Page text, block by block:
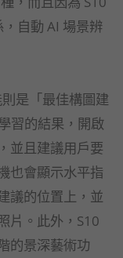
自動 AI 場景辨
是「最佳構圖建
習的結果，開啟
並且建議用戶要
也會顯示水平指
議的位置上，並
片。此外，S10
的景深藝術功